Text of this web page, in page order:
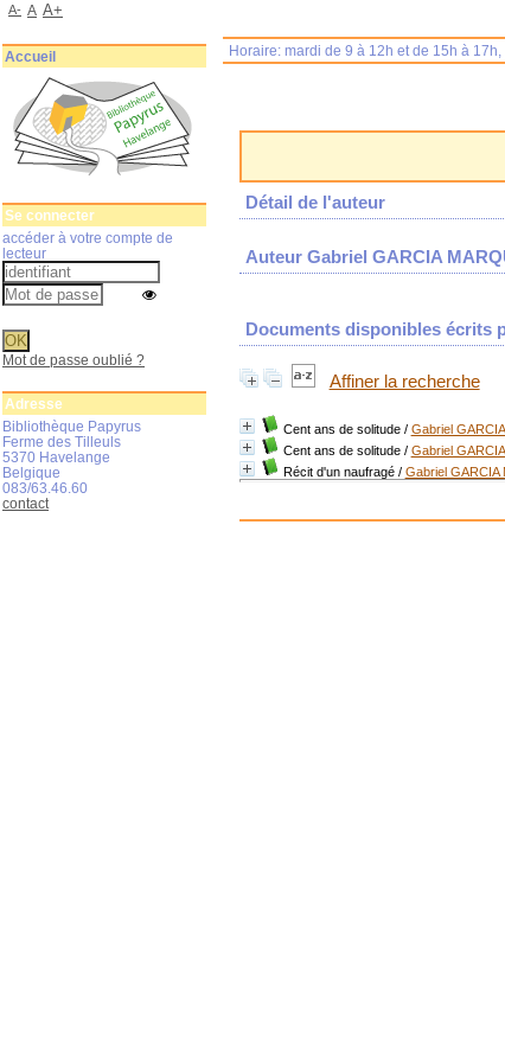
Détail de l'auteur
Auteur Gabriel GARCIA
Documents disponibles écrits
Affiner la recherche
Cent ans de solitude/ Gabriel
Cent ans de solitude/ Gabriel
Récit d'un naufragé/ Gabriel GARCIA
Horaire: mardi de 9 à 12h et de 15h à
A- A A+
Accueil
Se connecter
accéder à votre compte de
lecteur
Mot de passe oublié ?
Adresse
Bibliothèque Papyrus
Ferme des Tilleuls
5370 Havelange
Belgique
083/63.46.60
contact